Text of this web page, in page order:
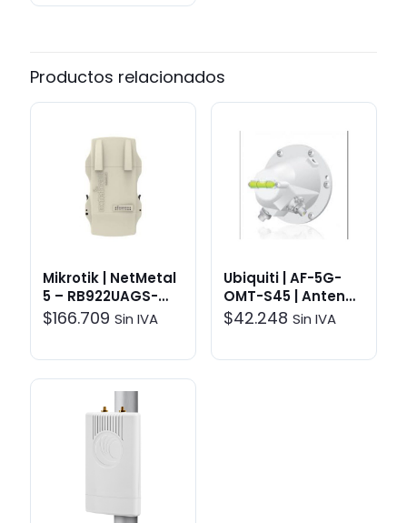
Productos relacionados
Mikrotik | NetMetal
5 – RB922UAGS-
5HPacT-NM |
$166.709 Sin IVA
Ubiquiti | AF-5G-
OMT-S45 | Antenas
> Accesorios
$42.248 Sin IVA